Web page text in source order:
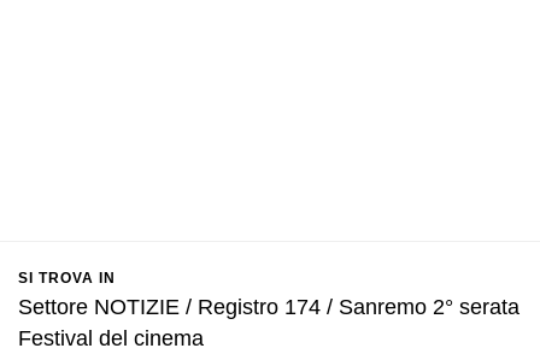
SI TROVA IN
Settore NOTIZIE / Registro 174 / Sanremo 2° serata
Festival del cinema